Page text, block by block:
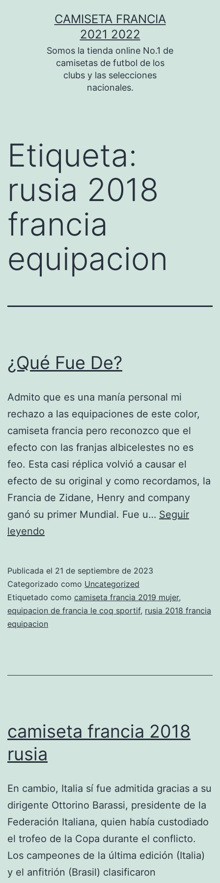
CAMISETA FRANCIA
2021 2022
Somos la tienda online No.1 de
camisetas de futbol de los
clubs y las selecciones
nacionales.
Etiqueta:
rusia 2018
francia
equipacion
¿Qué Fue De?
Admito que es una manía personal mi
rechazo a las equipaciones de este color,
camiseta francia pero reconozco que el
efecto con las franjas albicelestes no es
feo. Esta casi réplica volvió a causar el
efecto de su original y como recordamos, la
Francia de Zidane, Henry and company
ganó su primer Mundial. Fue u… Seguir
leyendo
Publicada el 21 de septiembre de 2023
Categorizado como Uncategorized
Etiquetado como camiseta francia 2019 mujer,
equipacion de francia le coq sportif, rusia 2018 francia
equipacion
camiseta francia 2018
rusia
En cambio, Italia sí fue admitida gracias a su
dirigente Ottorino Barassi, presidente de la
Federación Italiana, quien había custodiado
el trofeo de la Copa durante el conflicto.
Los campeones de la última edición (Italia)
y el anfitrión (Brasil) clasificaron